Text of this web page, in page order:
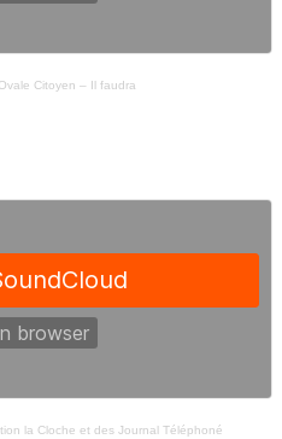
Citoyen – Il faudra
la Cloche et des Journal Téléphoné